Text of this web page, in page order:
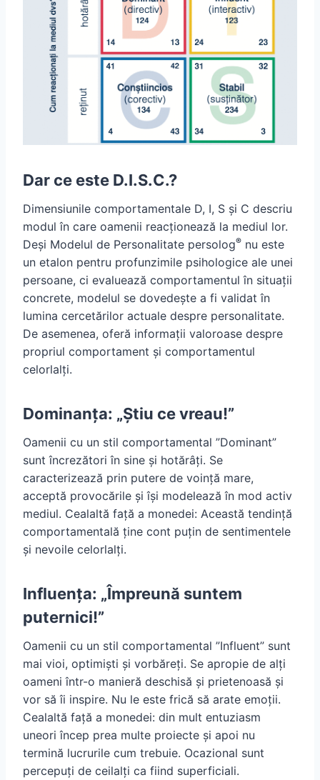
Dar ce este D.I.S.C.?
Dimensiunile comportamentale D, I, S și C descriu
modul în care oamenii reacționează la mediul lor.
Deși Modelul de Personalitate persolog® nu este
un etalon pentru profunzimile psihologice ale unei
persoane, ci evaluează comportamentul în situații
concrete, modelul se dovedește a fi validat în
lumina cercetărilor actuale despre personalitate.
De asemenea, oferă informații valoroase despre
propriul comportament și comportamentul
celorlalți.
Dominanța: „Știu ce vreau!”
Oamenii cu un stil comportamental ”Dominant”
sunt încrezători în sine și hotărâți. Se
caracterizează prin putere de voință mare,
acceptă provocările și își modelează în mod activ
mediul. Cealaltă față a monedei: Această tendință
comportamentală ține cont puțin de sentimentele
și nevoile celorlalți.
Influența: „Împreună suntem
puternici!”
Oamenii cu un stil comportamental ”Influent” sunt
mai vioi, optimiști și vorbăreți. Se apropie de alți
oameni într-o manieră deschisă și prietenoasă și
vor să îi inspire. Nu le este frică să arate emoții.
Cealaltă față a monedei: din mult entuziasm
uneori încep prea multe proiecte și apoi nu
termină lucrurile cum trebuie. Ocazional sunt
percepuți de ceilalți ca fiind superficiali.